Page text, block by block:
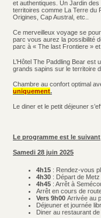
et authentiques. Un Jardin
territoires comme La Terre du
Origines, Cap Austral, etc..
Ce merveilleux voyage se
parc vous aurez la possibilité
parc à « The last Frontiere »
L’Hôtel The Paddling Bear est
grands sapins sur le territoire
Chambre au confort optimal
uniquement.
Le diner et le petit déjeuner
Le programme est le suivant
Samedi 28 juin 2025
4h15 : Rendez-vous
4h30 : Départ de Metz
4h45 : Arrêt à
Arrêt en cours de
Vers 9h00 Arrivée au
Déjeuner et journée
Diner au restaurant de